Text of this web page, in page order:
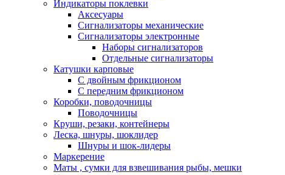
Индикаторы поклевки
Аксесуары
Сигнализаторы механические
Сигнализаторы электронные
Наборы сигнализаторов
Отдельные сигнализаторы
Катушки карповые
С двойным фрикционом
С передним фрикционом
Коробки, поводочницы
Поводочницы
Круши, резаки, контейнеры
Леска, шнуры, шоклидер
Шнуры и шок-лидеры
Маркерение
Маты , сумки для взвешивания рыбы, мешки